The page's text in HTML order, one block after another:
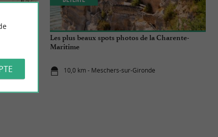
fortifiée
Les plus beaux spots photos de la Charente-
Maritime
10,0 km - Meschers-sur-Gironde